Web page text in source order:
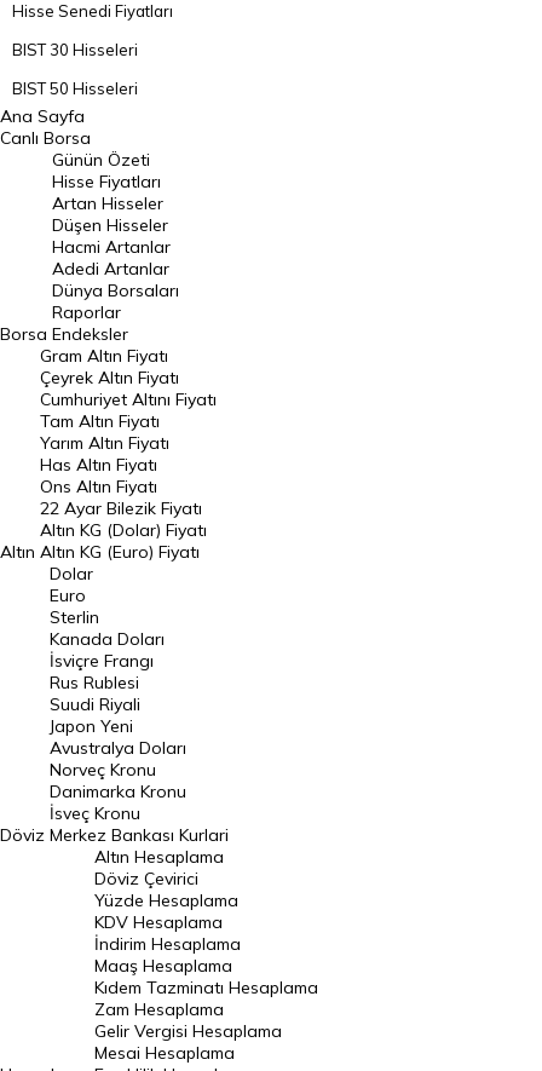
Hisse Senedi Fiyatları
BIST 30 Hisseleri
BIST 50 Hisseleri
BIST 100 Hisseleri
En Çok Artan Hisseler
En Çok Düşen Hisseler
Hacmi Artanlar
Geçmiş Kapanışlar
Dünya Borsaları
Raporlar
Endeksler
DÖVİZ
Döviz Kuru
Dolar Kuru
Euro Kuru
Pound Kuru
Frank Kuru
Riyal Kuru
Avustralya Doları
Danimarka Kronu Kuru
Kanada Doları Kuru
Norveç Kronu Kuru
İsveç Kronu Kuru
Japon Yeni Kuru
Serbest Piyasa Döviz Kurları
Merkez Bankası Döviz Kurları
Ana Sayfa
Canlı Borsa
Borsa
Günün Özeti
Hisse Fiyatları
Artan Hisseler
Düşen Hisseler
Hacmi Artanlar
Adedi Artanlar
Dünya Borsaları
Raporlar
Endeksler
Altın
Gram Altın Fiyatı
Çeyrek Altın Fiyatı
Cumhuriyet Altını Fiyatı
Tam Altın Fiyatı
Yarım Altın Fiyatı
Has Altın Fiyatı
Ons Altın Fiyatı
22 Ayar Bilezik Fiyatı
Altın KG (Dolar) Fiyatı
Altın KG (Euro) Fiyatı
Döviz
Dolar
Euro
Sterlin
Kanada Doları
İsviçre Frangı
Rus Rublesi
Suudi Riyali
Japon Yeni
Avustralya Doları
Norveç Kronu
Danimarka Kronu
İsveç Kronu
Merkez Bankası Kurlari
Altın Hesaplama
Döviz Çevirici
Yüzde Hesaplama
KDV Hesaplama
İndirim Hesaplama
Maaş Hesaplama
Kıdem Tazminatı Hesaplama
Zam Hesaplama
Gelir Vergisi Hesaplama
Mesai Hesaplama